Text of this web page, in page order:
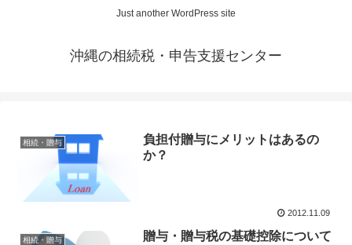
Just another WordPress site
沖縄の相続税・申告支援センター
相続・贈与
負担付贈与にメリットはあるの
か？
2012.11.09
相続・贈与 贈与・贈与税の基礎控除について